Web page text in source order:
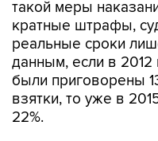
такой меры
кратные штрафы,
реальные сроки
данным, если в
были приговорены
взятки, то уже в
22%.